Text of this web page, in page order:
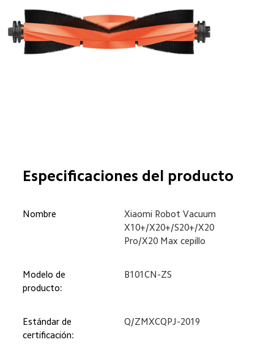
Especificaciones del producto
Nombre
Xiaomi Robot Vacuum
X10+/X20+/S20+/X20
Pro/X20 Max cepillo
Modelo de
producto:
B101CN-ZS
Estándar de
certificación:
Q/ZMXCQPJ-2019